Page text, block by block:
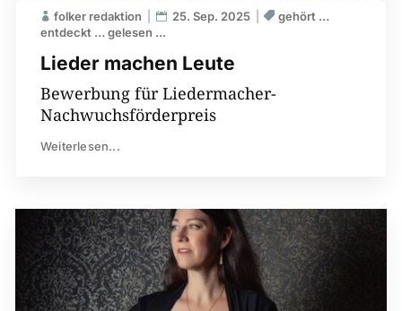
Lieder machen Leute
folker redaktion 25. Sep. 2025
gehört …
entdeckt … gelesen ...
Bewerbung für Liedermacher-
Nachwuchsförderpreis
Weiterlesen...